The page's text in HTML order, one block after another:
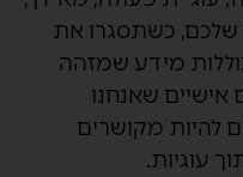
שלכם, כשתסגרו את
מידע שמזהה
שאנחנו
להיות מקושרים
עוגיות.